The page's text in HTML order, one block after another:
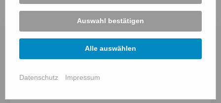
Auswahl bestätigen
Alle auswählen
Datenschutz Impressum